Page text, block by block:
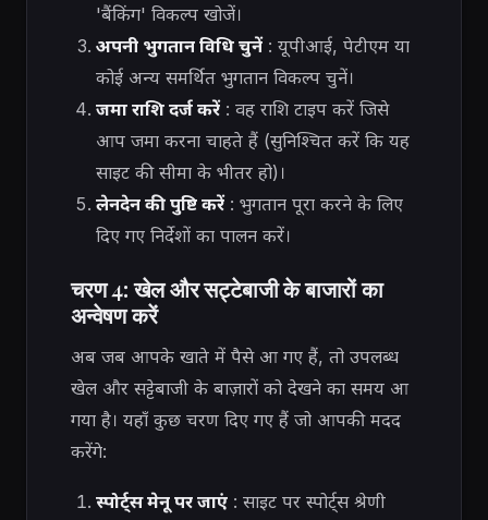
'बैंकिंग' विकल्प खोजें।
अपनी भुगतान विधि चुनें: यूपीआई, पेटीएम या
कोई अन्य समर्थित भुगतान विकल्प चुनें।
जमा राशि दर्ज करें: वह राशि टाइप करें जिसे
आप जमा करना चाहते हैं (सुनिश्चित करें कि यह
साइट की सीमा के भीतर हो)।
लेनदेन की पुष्टि करें: भुगतान पूरा करने के लिए
दिए गए निर्देशों का पालन करें।
चरण 4: खेल और सट्टेबाजी के बाजारों का
अन्वेषण करें
अब जब आपके खाते में पैसे आ गए हैं, तो उपलब्ध
खेल और सट्टेबाजी के बाज़ारों को देखने का समय आ
गया है। यहाँ कुछ चरण दिए गए हैं जो आपकी मदद
करेंगे:
स्पोर्ट्स मेनू पर जाएं: साइट पर स्पोर्ट्स श्रेणी